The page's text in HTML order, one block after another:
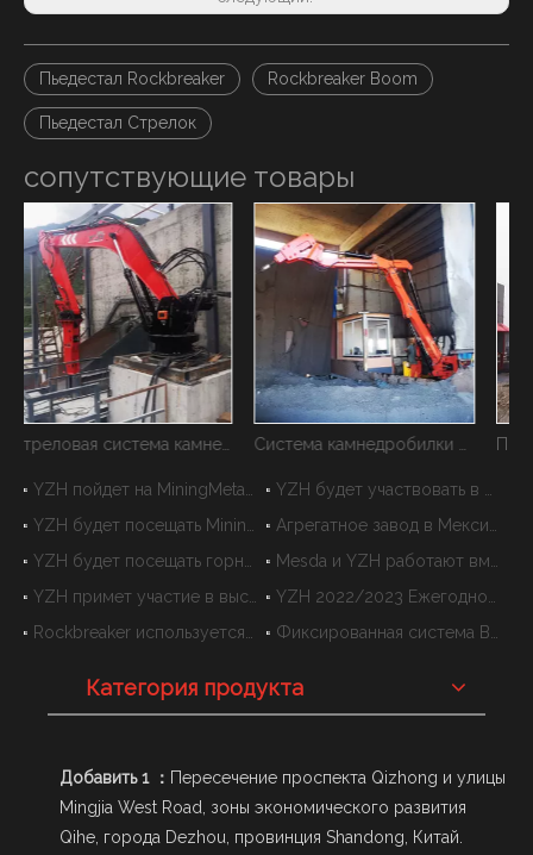
Пьедестал Rockbreaker Rockbreaker Boom
Пьедестал Стрелок
сопутствующие товары
Категория продукта
Добавить 1 ： Пересечение проспекта Qizhong и улицы
Mingjia West Road, зоны экономического развития
Qihe, города Dezhou, провинция Shandong, Китай.